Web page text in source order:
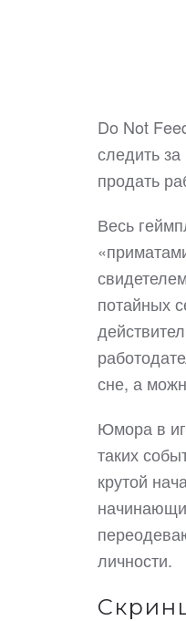
Do Not
следить
продать
Весь
потайных
сне, а
Юмора в
таких
крутой
личности.